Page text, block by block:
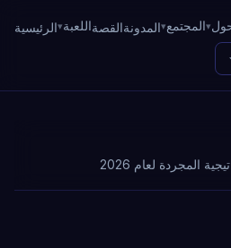
الرئيسية اللعبةالقصةالمدونة المجتمع
المجردة لعام 2026